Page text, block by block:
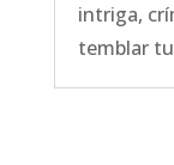
intriga,
temblar